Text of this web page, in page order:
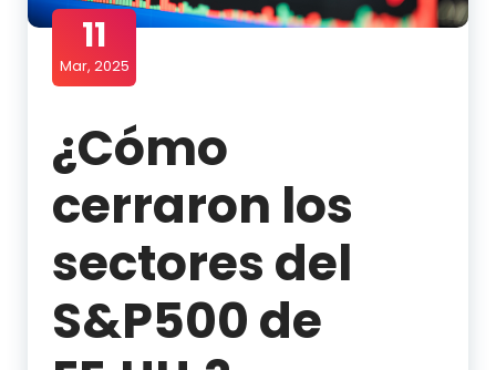
11
Mar, 2025
¿Cómo
cerraron los
sectores del
S&P500 de